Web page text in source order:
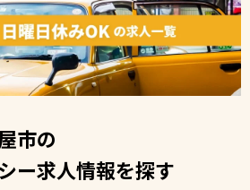
市の
ー求人情報を探す